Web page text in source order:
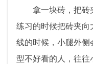
拿一块砖，把砖
练习的时候把砖夹向
线的时候，小腿外
型不好看的人，往往